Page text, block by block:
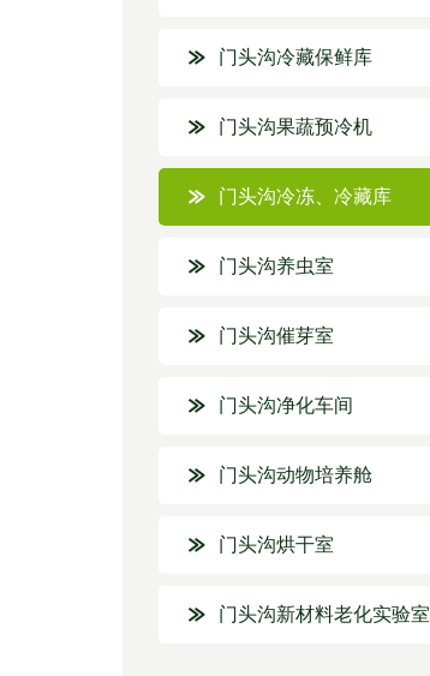
门头沟冷藏保鲜库
门头沟果蔬预冷机
门头沟冷冻、冷藏库
门头沟养虫室
门头沟催芽室
门头沟净化车间
门头沟动物培养舱
门头沟烘干室
门头沟新材料老化实验室